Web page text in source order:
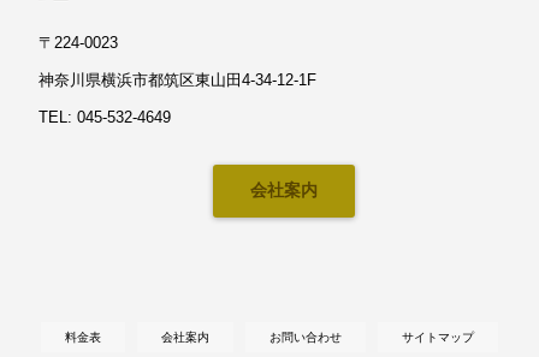
〒224-0023
神奈川県横浜市都筑区東山田4-34-12-1F
TEL: 045-532-4649
会社案内
料金表 会社案内 お問い合わせ サイトマップ